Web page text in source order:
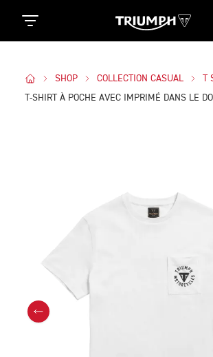
SHOP COLLECTION CASUAL
T-SHIRT À POCHE AVEC IMPRIMÉ DANS LE